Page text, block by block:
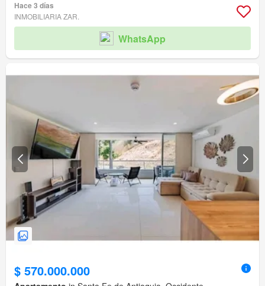
Hace 3 días
INMOBILIARIA ZAR.
WhatsApp
$ 570.000.000